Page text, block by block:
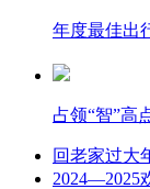
年度最佳出
占领“智”高
回老家过大
2024—2025